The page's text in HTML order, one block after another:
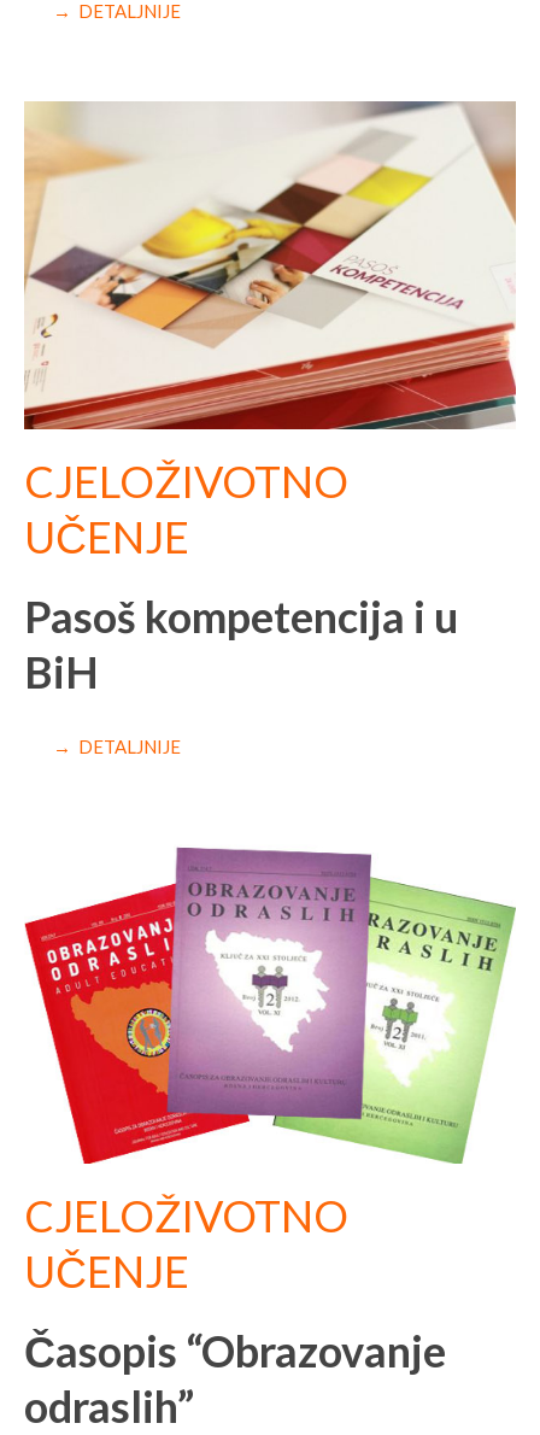
→ DETALJNIJE
CJELOŽIVOTNO
UČENJE
Pasoš kompetencija i u
BiH
→ DETALJNIJE
CJELOŽIVOTNO
UČENJE
Časopis “Obrazovanje
odraslih”